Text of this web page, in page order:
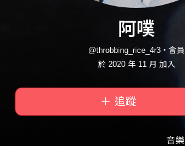
阿噗
@throbbing_rice_4r3・會員
於 2020 年 11 月 加入
＋ 追蹤
音樂